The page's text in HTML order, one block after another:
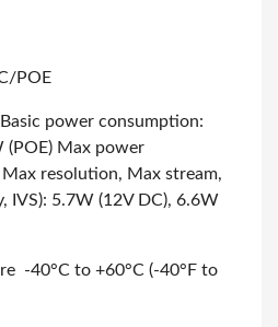
POE
power consumption:
(POE) Max power
resolution, Max stream,
IVS): 5.7W (12V DC), 6.6W
-40°C to +60°C (-40°F to